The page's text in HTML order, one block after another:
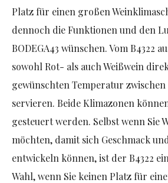
Platz für einen großen
dennoch die Funktionen und den
BODEGA43 wünschen.Vom B4322
sowohl Rot- als auch Weißwein
gewünschten Temperatur zwischen
servieren. Beide Klimazonen
gesteuert werden. Selbst wenn Sie
möchten, damit sich Geschmack
entwickeln können, ist der B4322
Wahl, wenn Sie keinen Platz für